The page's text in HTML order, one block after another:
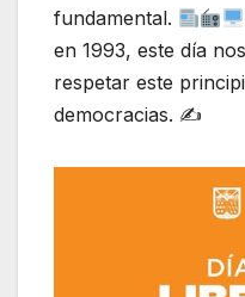
fundamental.
en 1993, este día
respetar este
democracias. ✍